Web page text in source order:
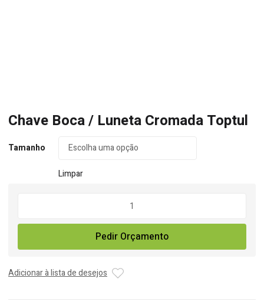
Chave Boca / Luneta Cromada Toptul
Tamanho
Limpar
Chave
/
Cromada
Pedir Orçamento
Adicionar à lista de desejos